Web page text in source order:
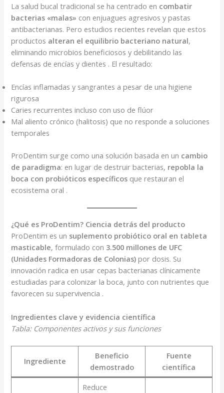
La salud bucal tradicional se ha centrado en combatir
bacterias «malas» con enjuagues agresivos y pastas
antibacterianas. Pero estudios recientes revelan que estos
productos alteran el equilibrio bacteriano natural,
eliminando microbios beneficiosos y debilitando las
defensas de encías y dientes . El resultado:
Encías inflamadas y sangrantes a pesar de una higiene
rigurosa
Caries recurrentes incluso con uso de flúor
Mal aliento crónico (halitosis) que no responde a soluciones
temporales
ProDentim surge como una solución basada en un cambio
de paradigma: en lugar de destruir bacterias, repobla la
boca con probióticos específicos que restauran el
ecosistema oral .
¿Qué es ProDentim? Ciencia detrás del producto
ProDentim es un suplemento probiótico oral en tableta
masticable, formulado con 3.500 millones de UFC
(Unidades Formadoras de Colonias) por dosis. Su
innovación radica en usar cepas bacterianas clínicamente
estudiadas para colonizar la boca, junto con nutrientes que
favorecen su supervivencia .
Ingredientes clave y evidencia científica
Tabla: Componentes activos y sus funciones
Ingrediente
Beneficio
demostrado
Fuente
científica
Reduce